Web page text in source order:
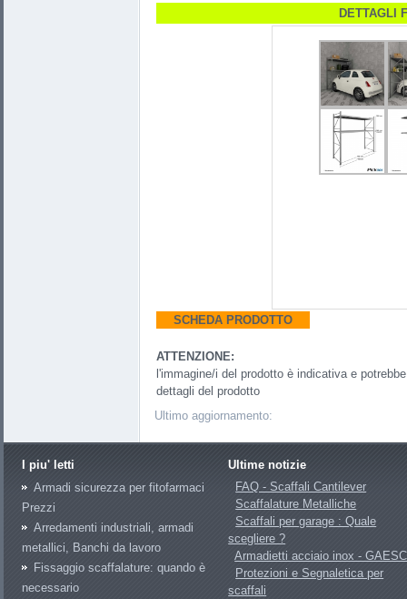
DETTAGLI
SCHEDA PRODOTTO
ATTENZIONE:
l'immagine/i del prodotto è indicativa e
dettagli del prodotto
Ultimo aggiornamento:
I piu' letti
Armadi sicurezza per fitofarmaci
Prezzi
Arredamenti industriali, armadi
metallici, Banchi da lavoro
Fissaggio scaffalature: quando è
necessario
Ultime notizie
FAQ - Scaffali Cantilever
Scaffalature Metalliche
Scaffali per garage : Quale
scegliere ?
Armadietti acciaio inox -
Protezioni e Segnaletica per
scaffali